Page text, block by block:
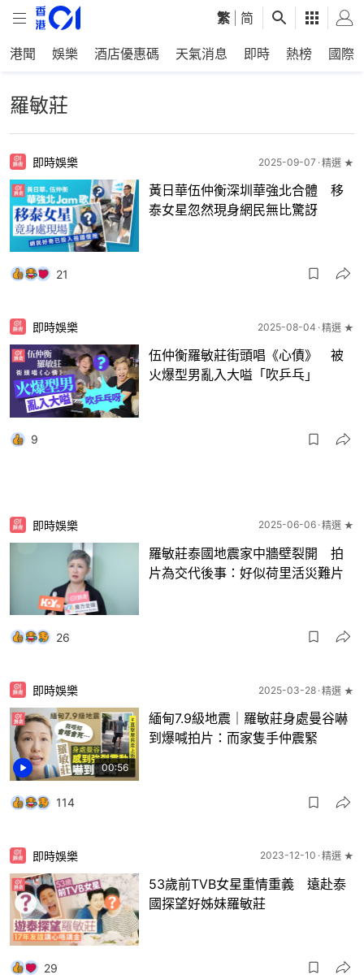
繁 简
港聞 娛樂 酒店優惠碼 天氣消息 即時 熱榜 國際
羅敏莊
即時娛樂 2025-09-07 精選 ★
黃日華伍仲衡深圳華強北合體 移
泰女星忽然現身網民無比驚訝
21
即時娛樂 2025-08-04 精選 ★
伍仲衡羅敏莊街頭唱《心債》 被
火爆型男亂入大嗌「吹乒乓」
9
即時娛樂 2025-06-06 精選 ★
羅敏莊泰國地震家中牆壁裂開 拍
片為交代後事：好似荷里活災難片
26
00:56
即時娛樂 2025-03-28 精選 ★
緬甸7.9級地震｜羅敏莊身處曼谷嚇
到爆喊拍片：而家隻手仲震緊
114
即時娛樂 2023-12-10 精選 ★
53歲前TVB女星重情重義 遠赴泰
國探望好姊妹羅敏莊
29